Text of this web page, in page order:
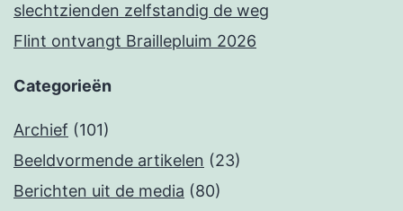
slechtzienden zelfstandig de weg
Flint ontvangt Braillepluim 2026
Categorieën
Archief (101)
Beeldvormende artikelen (23)
Berichten uit de media (80)